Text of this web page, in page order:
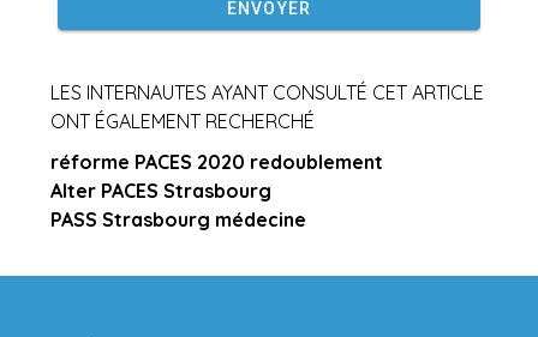
ENVOYER
LES INTERNAUTES AYANT CONSULTÉ CET ARTICLE
ONT ÉGALEMENT RECHERCHÉ
réforme PACES 2020 redoublement
Alter PACES Strasbourg
PASS Strasbourg médecine